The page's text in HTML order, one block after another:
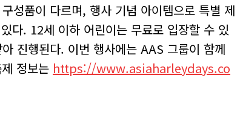
성품이 다르며, 행사 기념 아이템으로 특별 제
다. 12세 이하 어린이는 무료로 입장할 수 있
진행된다. 이번 행사에는 AAS 그룹이 함께
정보는 https://www.asiaharleydays.co